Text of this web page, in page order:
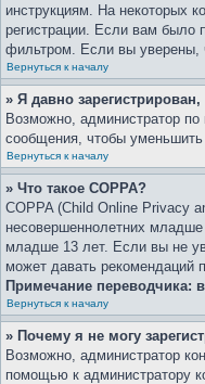
инструкциям. На некоторых
регистрации. Если вам было
фильтром. Если вы уверены,
Вернуться к началу
» Я давно
Возможно, администратор
сообщения, чтобы уменьшить
Вернуться к началу
» Что такое COPPA?
COPPA (Child Online Privacy
несовершеннолетних
младше 13 лет. Если вы не
может давать рекомендаций
Примечание переводчика:
Вернуться к началу
» Почему я не могу
Возможно, администратор
помощью к администратору